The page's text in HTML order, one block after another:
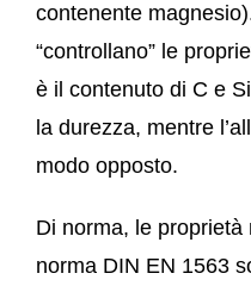
contenente
“controllano” le
è il contenuto di C e
la durezza, mentre
modo opposto.
Di norma, le
norma DIN EN 1563